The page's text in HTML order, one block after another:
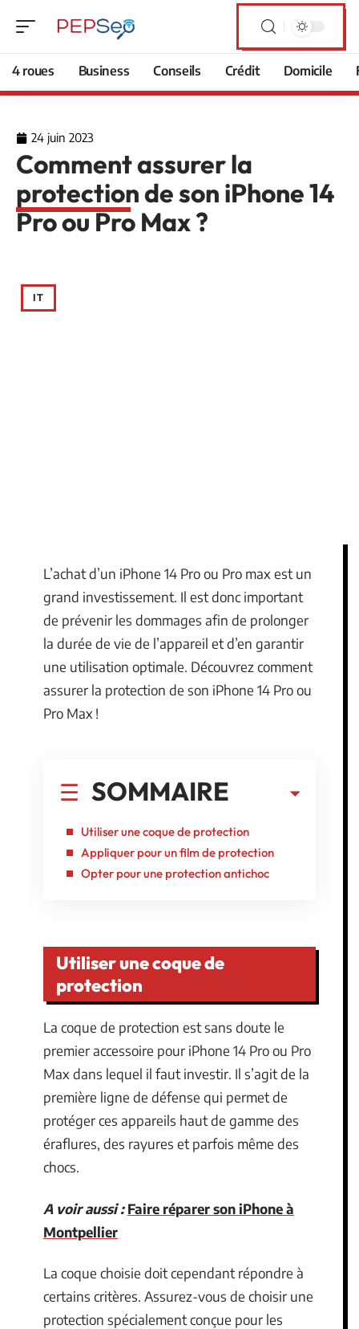
4 roues Business Conseils Crédit Domicile
24 juin 2023
Comment assurer la
protection de son iPhone 14
Pro ou Pro Max ?
IT
L’achat d’un iPhone 14 Pro ou Pro max est un
grand investissement. Il est donc important
de prévenir les dommages afin de prolonger
la durée de vie de l’appareil et d’en garantir
une utilisation optimale. Découvrez comment
assurer la protection de son iPhone 14 Pro ou
Pro Max !
SOMMAIRE
Utiliser une coque de protection
Appliquer pour un film de protection
Opter pour une protection antichoc
Utiliser une coque de
protection
La coque de protection est sans doute le
premier accessoire pour iPhone 14 Pro ou Pro
Max dans lequel il faut investir. Il s’agit de la
première ligne de défense qui permet de
protéger ces appareils haut de gamme des
éraflures, des rayures et parfois même des
chocs.
A voir aussi : Faire réparer son iPhone à
Montpellier
La coque choisie doit cependant répondre à
certains critères. Assurez-vous de choisir une
protection spécialement conçue pour les